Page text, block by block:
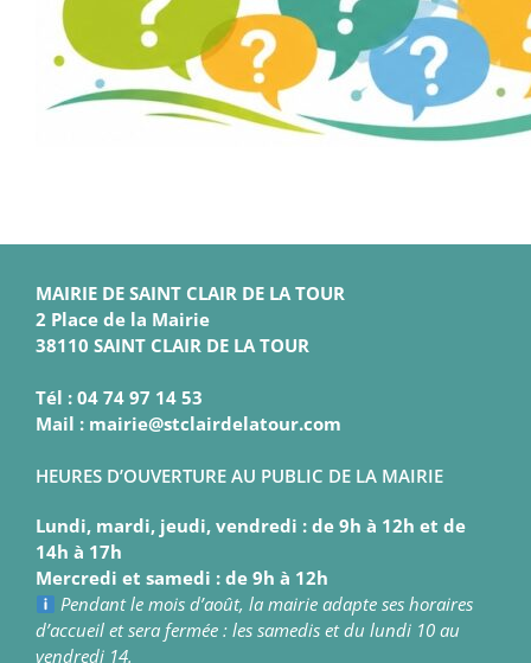
MAIRIE DE SAINT CLAIR DE LA TOUR
2 Place de la Mairie
38110 SAINT CLAIR DE LA TOUR
Tél : 04 74 97 14 53
Mail : mairie@stclairdelatour.com
HEURES D’OUVERTURE AU PUBLIC DE LA MAIRIE
Lundi, mardi, jeudi, vendredi : de 9h à 12h et de
14h à 17h
Mercredi et samedi : de 9h à 12h
Pendant le mois d’août, la mairie adapte ses horaires
d’accueil et sera fermée : les samedis et du lundi 10 au
vendredi 14.